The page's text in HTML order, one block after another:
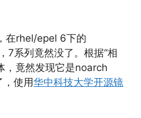
在rhel/epel 6下的
7系列竟然没了。根据“相
，竟然发现它是noarch
，使用华中科技大学开源镜